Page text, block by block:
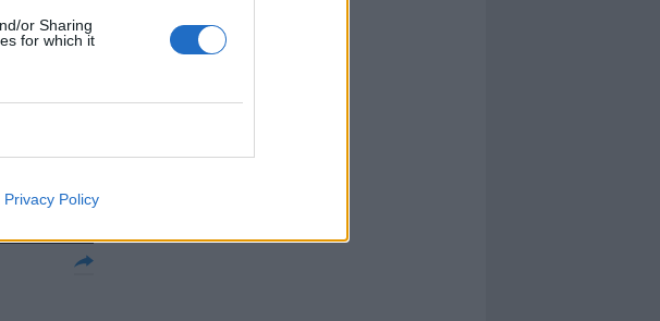
or Sharing
for which it
Privacy Policy